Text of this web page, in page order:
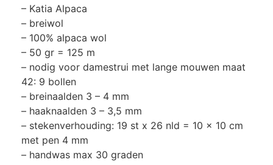
– Katia Alpaca
– breiwol
– 100% alpaca wol
– 50 gr = 125 m
– nodig voor damestrui met lange mouwen maat
42: 9 bollen
– breinaalden 3 – 4 mm
– haaknaalden 3 – 3,5 mm
– stekenverhouding: 19 st x 26 nld = 10 x 10 cm
met pen 4 mm
– handwas max 30 graden